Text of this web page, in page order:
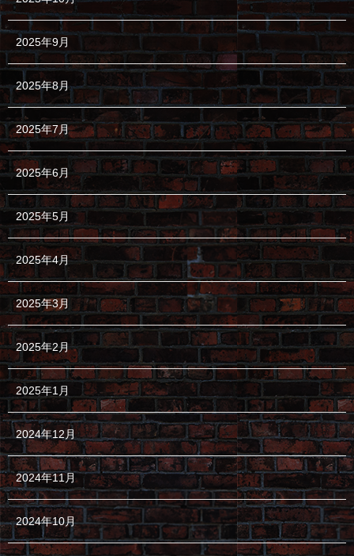
2025年9月
2025年8月
2025年7月
2025年6月
2025年5月
2025年4月
2025年3月
2025年2月
2025年1月
2024年12月
2024年11月
2024年10月